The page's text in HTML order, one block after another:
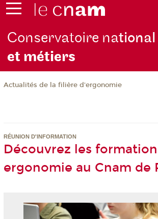
Conservatoire national
et métiers
Actualités de la filière d'ergonomie
RÉUNION D'INFORMATION
Découvrez les
ergonomie au Cnam de